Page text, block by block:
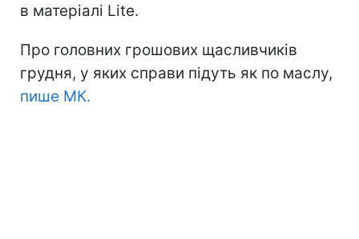
в матеріалі Lite.
Про головних грошових щасливчиків
грудня, у яких справи підуть як по маслу,
пише МК.